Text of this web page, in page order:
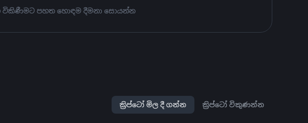
විකිණීමට පහත හොඳම දීමනා සොයන්න
ක්‍රිප්ටෝ මිල දී ගන්න ක්‍රිප්ටෝ විකුණන්න